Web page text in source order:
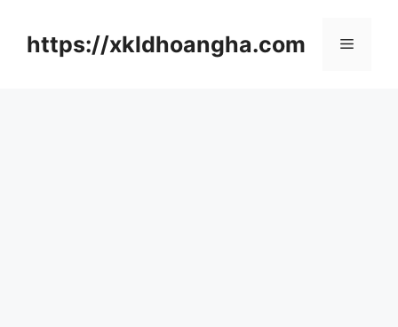
https://xkldhoangha.com 메